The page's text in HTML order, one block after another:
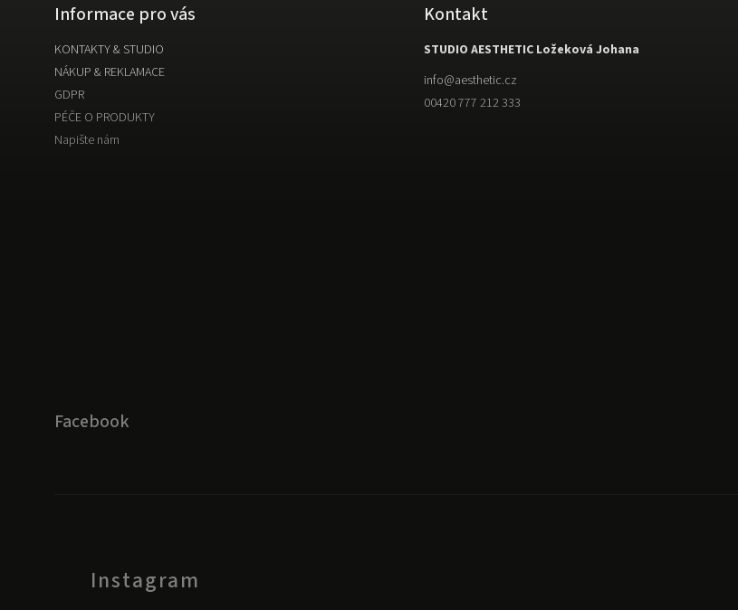
Informace pro vás
KONTAKTY & STUDIO
NÁKUP & REKLAMACE
GDPR
PÉČE O PRODUKTY
Napište nám
Kontakt
STUDIO AESTHETIC Ložeková Johana
info@aesthetic.cz
00420 777 212 333
Facebook
Instagram